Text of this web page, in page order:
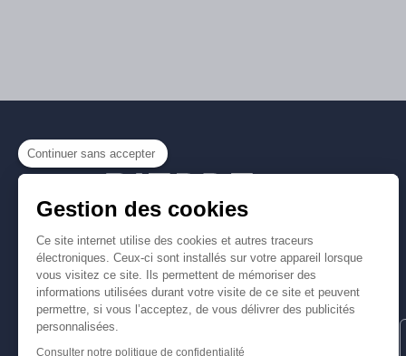
15 rue Gabriel Péri
Continuer sans accepter
Gestion des cookies
Ce site internet utilise des cookies et autres traceurs
électroniques. Ceux-ci sont installés sur votre appareil lorsque
vous visitez ce site. Ils permettent de mémoriser des
informations utilisées durant votre visite de ce site et peuvent
permettre, si vous l’acceptez, de vous délivrer des publicités
personnalisées.
Consulter notre politique de confidentialité